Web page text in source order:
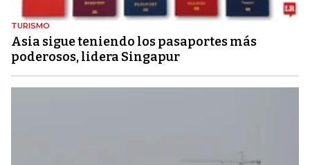
TURISMO
Asia sigue teniendo los pasaportes más
poderosos, lidera Singapur